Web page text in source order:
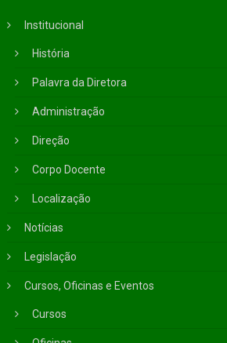
Institucional
História
Palavra da Diretora
Administração
Direção
Corpo Docente
Localização
Notícias
Legislação
Cursos, Oficinas e Eventos
Cursos